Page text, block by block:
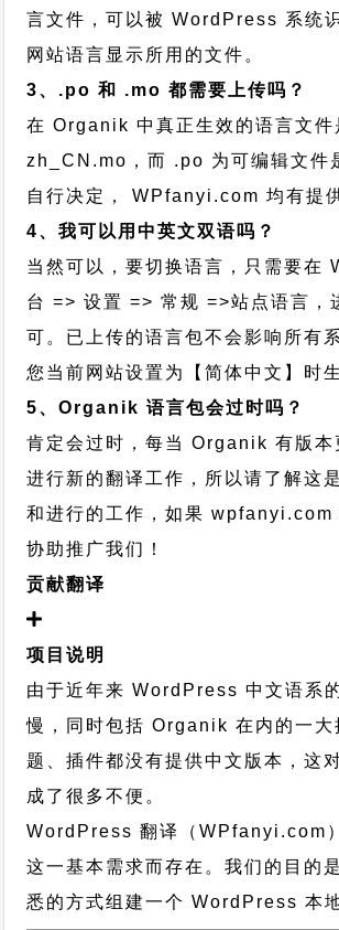
言文件，可以被 WordPress 系统
网站语言显示所用的文件。
3、.po 和 .mo 都需要上传吗？
在 Organik 中真正生效的语言文
zh_CN.mo，而 .po 为可编辑文件
自行决定， WPfanyi.com 均有提
4、我可以用中英文双语吗？
当然可以，要切换语言，只需要在
台 => 设置 => 常规 =>站点语言，
可。已上传的语言包不会影响所有
您当前网站设置为【简体中文】时
5、Organik 语言包会过时吗？
肯定会过时，每当 Organik 有版本
进行新的翻译工作，所以请了解这
和进行的工作，如果 wpfanyi.com
协助推广我们！
贡献翻译
项目说明
由于近年来 WordPress 中文语系
慢，同时包括 Organik 在内的一大
题、插件都没有提供中文版本，这
成了很多不便。
WordPress 翻译（WPfanyi.com）
这一基本需求而存在。我们的目的
悉的方式组建一个 WordPress 本